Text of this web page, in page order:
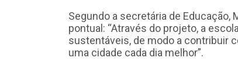
Segundo a secretária de Educação,
pontual: “Através do projeto, a
sustentáveis, de modo a contribuir
uma cidade cada dia melhor”.